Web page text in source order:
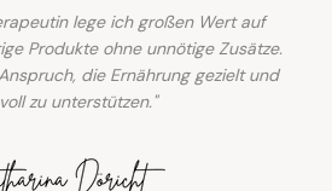
lege ich großen Wert auf
Produkte ohne unnötige Zusätze.
die Ernährung gezielt und
zu unterstützen."